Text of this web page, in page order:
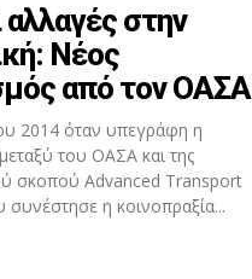
αλλαγές στην
Νέος
από τον ΟΑΣΑ
2014 όταν υπεγράφη η
του ΟΑΣΑ και της
σκοπού Advanced Transport
η κοινοπραξία...